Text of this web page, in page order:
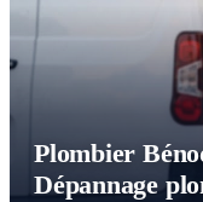
Plombier
Dépannage